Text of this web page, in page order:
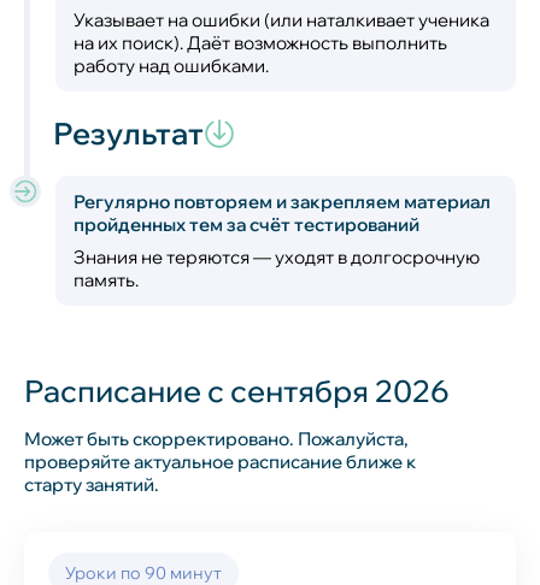
Указывает на ошибки (или наталкивает ученика
на их поиск). Даёт возможность выполнить
работу над ошибками.
Результат
Регулярно повторяем и закрепляем материал
пройденных тем за счёт тестирований
Знания не теряются — уходят в долгосрочную
память.
Расписание с сентября 2026
Может быть скорректировано. Пожалуйста,
проверяйте актуальное расписание ближе к
старту занятий.
Уроки по 90 минут